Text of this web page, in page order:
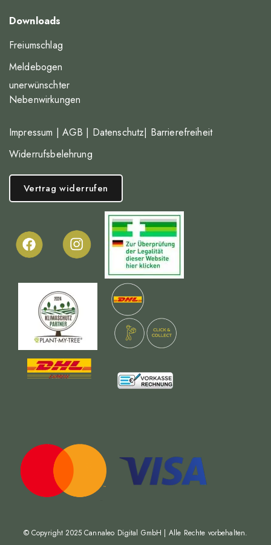
Downloads
Freiumschlag
Meldebogen
unerwünschter
Nebenwirkungen
Impressum | AGB | Datenschutz| Barrierefreiheit
Widerrufsbelehrung
Vertrag widerrufen
© Copyright 2025Cannaleo Digital GmbH | Alle Rechte vorbehalten.